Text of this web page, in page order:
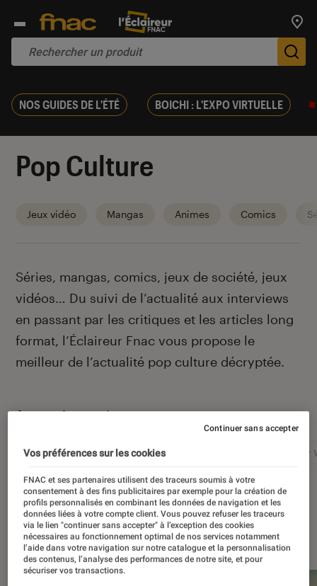
NOS GUIDES DE L'ÉTÉ BOICHI : L'EXPO VIRTUELLE
Pop Culture
Jeux vidéo Mangas Animes Comics
Introduction
Séries, mangas, comics, jeux de société, jeux
vidéos… Du suivi de l’actualité aux interviews
en passant par les critiques et les articles long
format, l’Éclaireur Fnac vous propose le
meilleur de l’actualité pop culture décryptée.
Autour de ce sujet
Netflix Marvel Nintendo Star
À la une
Vos préférences sur les cookies
FNAC et ses partenaires utilisent des traceurs soumis à votre
consentement à des fins publicitaires par exemple pour la création de
profils personnalisés en combinant les données de navigation et les
données liées à votre compte client. Vous pouvez refuser les traceurs
via le lien "continuer sans accepter" à l’exception des cookies
nécessaires au fonctionnement optimal de nos services notamment
l’aide dans votre navigation sur notre catalogue et la personnalisation
des contenus, l’analyse des performances de notre site, et pour
sécuriser vos transactions.
Continuer sans accepter